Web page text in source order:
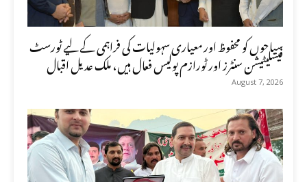
سیاحوں کو محفوظ اور معیاری سہولیات کی فراہمی کے لیے ٹورسٹ
فیسلیٹیشن سنٹرز اور ٹورازم پولیس فعال ہیں، ملک عدیل اقبال
August 7, 2026